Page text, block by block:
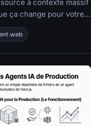
à contexte massif
ça change pour votre
web